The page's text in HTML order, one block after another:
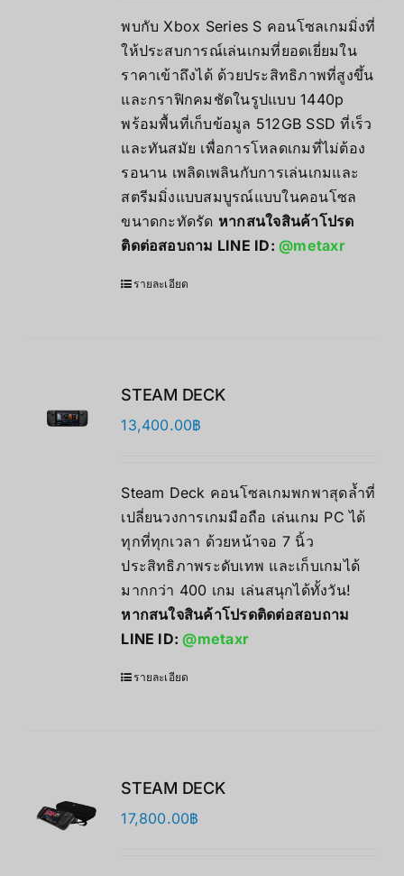
พบกับ Xbox Series S คอนโซลเกมมิ่งที่
ให้ประสบการณ์เล่นเกมที่ยอดเยี่ยมใน
ราคาเข้าถึงได้ ด้วยประสิทธิภาพที่สูงขึ้น
และกราฟิกคมชัดในรูปแบบ 1440p
พร้อมพื้นที่เก็บข้อมูล 512GB SSD ที่เร็ว
และทันสมัย เพื่อการโหลดเกมที่ไม่ต้อง
รอนาน เพลิดเพลินกับการเล่นเกมและ
สตรีมมิ่งแบบสมบูรณ์แบบในคอนโซล
ขนาดกะทัดรัด หากสนใจสินค้าโปรด
ติดต่อสอบถาม LINE ID:@metaxr
รายละเอียด
STEAM DECK
13,400.00฿
Steam Deck คอนโซลเกมพกพาสุดล้ำที่
เปลี่ยนวงการเกมมือถือ เล่นเกม PC ได้
ทุกที่ทุกเวลา ด้วยหน้าจอ 7 นิ้ว
ประสิทธิภาพระดับเทพ และเก็บเกมได้
มากกว่า 400 เกม เล่นสนุกได้ทั้งวัน!
หากสนใจสินค้าโปรดติดต่อสอบถาม
LINE ID:@metaxr
รายละเอียด
STEAM DECK
17,800.00฿